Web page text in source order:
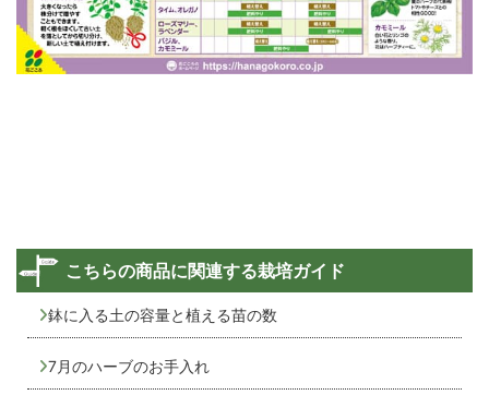
こちらの商品に関連する栽培ガイド
鉢に入る土の容量と植える苗の数
7月のハーブのお手入れ